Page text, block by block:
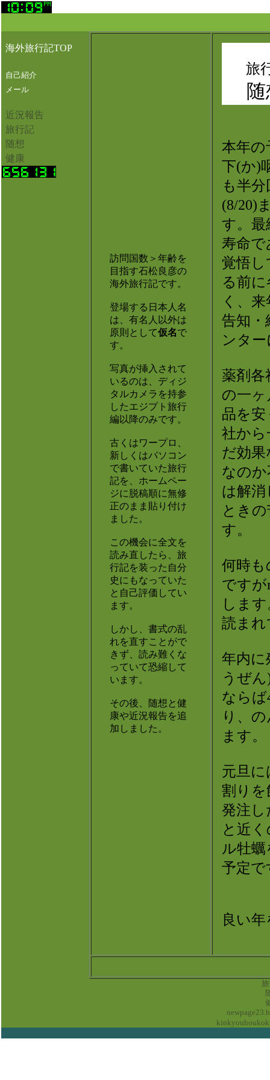
海外旅行記TOP
自己紹介
メール
近況報告
旅行記
随想
健康
訪問国数＞年齢を
目指す石松良彦の
海外旅行記です。
登場する日本人名
は、有名人以外は
原則として仮名で
す。
写真が挿入されて
いるのは、ディジ
タルカメラを持参
したエジプト旅行
編以降のみです。
古くはワープロ、
新しくはパソコン
で書いていた旅行
記を、ホームペー
ジに脱稿順に無修
正のまま貼り付け
ました。
この機会に全文を
読み直したら、旅
行記を装った自分
史にもなっていた
と自己評価してい
ます。
しかし、書式の乱
れを直すことがで
きず、読み難くな
っていて恐縮して
います。
その後、随想と健
康や近況報告を追
加しました。
旅
本年の
下(か)
も半
(8/20)
す。最
寿命
覚悟
る前
く、
告知・
ンタ
薬剤各
の一
品を安
社から
だ効
なの
は解
とき
す。
何時も
です
しま
読まれ
年内に
うぜ
なら
り、
ます。
元旦
割りを
発注
と近
ル牡
予定で
良い